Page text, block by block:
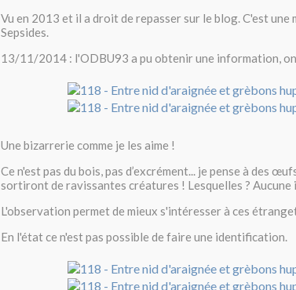
Vu en 2013 et il a droit de repasser sur le blog. C'est une
Sepsides.
13/11/2014 : l'ODBU93 a pu obtenir une information,
Une bizarrerie comme je les aime !
Ce n'est pas du bois, pas d’excrément... je pense à des
sortiront de ravissantes créatures ! Lesquelles ? Aucune
L'observation permet de mieux s'intéresser à ces
En l'état ce n'est pas possible de faire une identification.